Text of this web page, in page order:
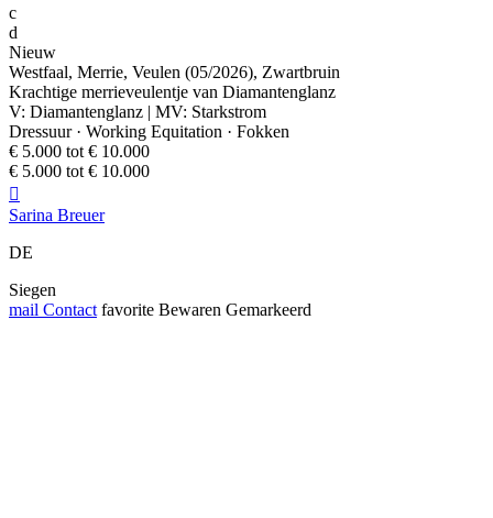
c
d
Nieuw
Westfaal, Merrie, Veulen (05/2026), Zwartbruin
Krachtige merrieveulentje van Diamantenglanz
V: Diamantenglanz | MV: Starkstrom
Dressuur · Working Equitation · Fokken
€ 5.000 tot € 10.000
€ 5.000 tot € 10.000

Sarina Breuer
DE
Siegen
mail Contact favorite Bewaren Gemarkeerd